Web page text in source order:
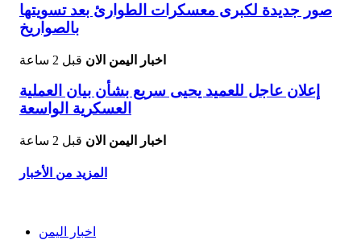
صور جديدة لكبرى معسكرات الطوارئ بعد تسويتها
بالصواريخ
اخبار اليمن الان قبل 2 ساعة
إعلان عاجل للعميد يحيى سريع بشأن بيان العملية
العسكرية الواسعة
اخبار اليمن الان قبل 2 ساعة
المزيد من الأخبار
اخبار اليمن